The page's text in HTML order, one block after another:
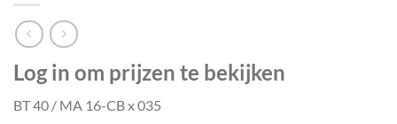
Log in om prijzen te bekijken
BT 40 / MA 16-CB x 035